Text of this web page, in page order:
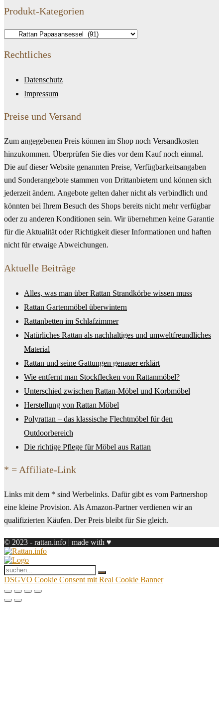
Produkt-Kategorien
Rechtliches
Datenschutz
Impressum
Preise und Versand
Zum angegebenen Preis können im Shop noch Versandkosten
hinzukommen. Überprüfen Sie dies vor dem Kauf noch einmal.
Die auf dieser Website genannten Preise, Verfügbarkeitsangaben
und Sonderangebote stammen von Drittanbietern und können sich
jederzeit ändern. Angebote gelten daher nicht als verbindlich und
könnten bei Ihrem Besuch des Shops bereits nicht mehr verfügbar
oder zu anderen Konditionen sein. Wir übernehmen keine Garantie
für die Aktualität oder Richtigkeit dieser Informationen und haften
nicht für etwaige Abweichungen.
Aktuelle Beiträge
Alles, was man über Rattan Strandkörbe wissen muss
Rattan Gartenmöbel überwintern
Rattanbetten im Schlafzimmer
Natürliches Rattan als nachhaltiges und umweltfreundliches
Material
Rattan und seine Gattungen genauer erklärt
Wie entfernt man Stockflecken von Rattanmöbel?
Unterschied zwischen Rattan-Möbel und Korbmöbel
Herstellung von Rattan Möbel
Polyrattan – das klassische Flechtmöbel für den
Outdoorbereich
Die richtige Pflege für Möbel aus Rattan
* = Affiliate-Link
Links mit dem * sind Werbelinks. Dafür gibt es vom Partnershop
eine kleine Provision. Als Amazon-Partner verdienen wir an
qualifizierten Käufen. Der Preis bleibt für Sie gleich.
© 2023 - rattan.info | made with ♥
DSGVO Cookie Consent mit Real Cookie Banner